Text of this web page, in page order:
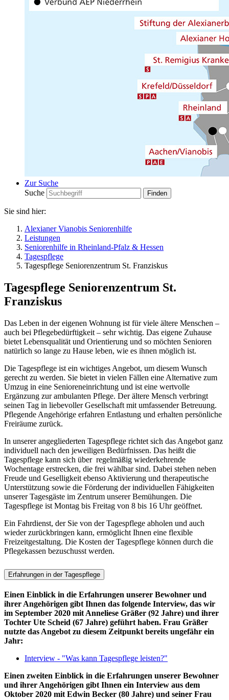
Zur Suche
Suche
Sie sind hier:
Alexianer Vianobis Seniorenhilfe
Leistungen
Seniorenhilfe in Rheinland-Pfalz & Hessen
Tagespflege
Tagespflege Seniorenzentrum St. Franziskus
Tagespflege Seniorenzentrum St.
Franziskus
Das Leben in der eigenen Wohnung ist für viele ältere Menschen –
auch bei Pflegebedürftigkeit – sehr wichtig. Das eigene Zuhause
bietet Lebensqualität und Orientierung und so möchten Senioren
natürlich so lange zu Hause leben, wie es ihnen möglich ist.
Die Tagespflege ist ein wichtiges Angebot, um diesem Wunsch
gerecht zu werden. Sie bietet in vielen Fällen eine Alternative zum
Umzug in eine Senioreneinrichtung und ist eine wertvolle
Ergänzung zur ambulanten Pflege. Der ältere Mensch verbringt
seinen Tag in liebevoller Gesellschaft mit umfassender Betreuung.
Pflegende Angehörige erfahren Entlastung und erhalten persönliche
Freiräume zurück.
In unserer angegliederten Tagespflege richtet sich das Angebot ganz
individuell nach den jeweiligen Bedürfnissen. Das heißt die
Tagespflege kann sich über regelmäßig wiederkehrende
Wochentage erstrecken, die frei wählbar sind. Dabei stehen neben
Freude und Geselligkeit ebenso Aktivierung und therapeutische
Unterstützung sowie die Förderung der individuellen Fähigkeiten
unserer Tagesgäste im Zentrum unserer Bemühungen. Die
Tagespflege ist Montag bis Freitag von 8 bis 16 Uhr geöffnet.
Ein Fahrdienst, der Sie von der Tagespflege abholen und auch
wieder zurückbringen kann, ermöglicht Ihnen eine flexible
Freizeitgestaltung. Die Kosten der Tagespflege können durch die
Pflegekassen bezuschusst werden.
Erfahrungen in der Tagespflege
Einen Einblick in die Erfahrungen unserer Bewohner und
ihrer Angehörigen gibt Ihnen das folgende Interview, das wir
im September 2020 mit Anneliese Gräßer (92 Jahre) und ihrer
Tochter Ute Scheid (67 Jahre) geführt haben. Frau Gräßer
nutzte das Angebot zu diesem Zeitpunkt bereits ungefähr ein
Jahr:
Interview - "Was kann Tagespflege leisten?"
Einen zweiten Einblick in die Erfahrungen unserer Bewohner
und ihrer Angehörigen gibt Ihnen ein Interview aus dem
Oktober 2020 mit Edwin Becker (80 Jahre) und seiner Frau